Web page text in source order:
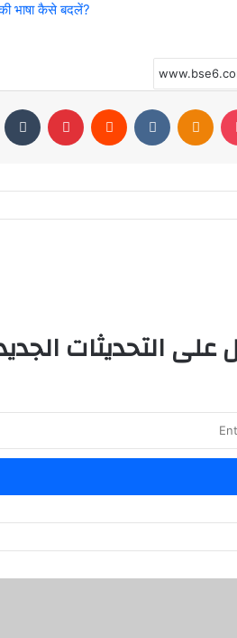
भाषा कैसे बदलें?
LinkedIn Tumblr PinterestReddit VKontakte